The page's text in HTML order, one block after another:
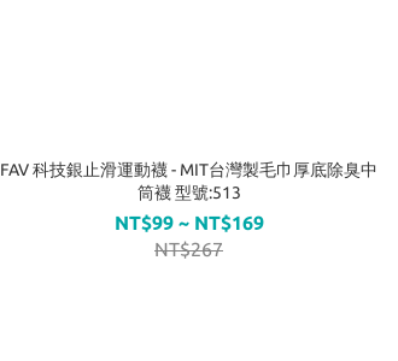
FAV 科技銀止滑運動襪 - MIT台灣製毛巾厚底除臭中
筒襪 型號:513
NT$99 ~ NT$169
NT$267